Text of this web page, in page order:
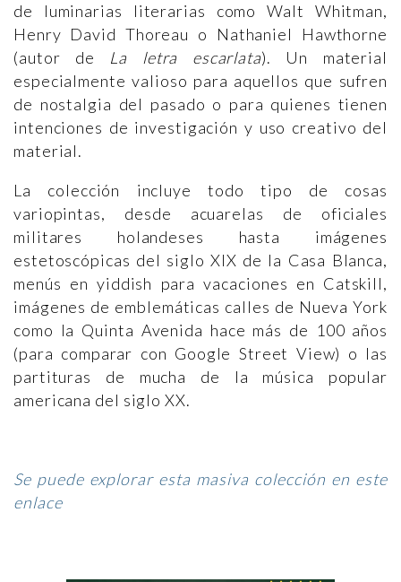
de luminarias literarias como Walt Whitman,
Henry David Thoreau o Nathaniel Hawthorne
(autor de La letra escarlata). Un material
especialmente valioso para aquellos que sufren
de nostalgia del pasado o para quienes tienen
intenciones de investigación y uso creativo del
material.
La colección incluye todo tipo de cosas
variopintas, desde acuarelas de oficiales
militares holandeses hasta imágenes
estetoscópicas del siglo XIX de la Casa Blanca,
menús en yiddish para vacaciones en Catskill,
imágenes de emblemáticas calles de Nueva York
como la Quinta Avenida hace más de 100 años
(para comparar con Google Street View) o las
partituras de mucha de la música popular
americana del siglo XX.
Se puede explorar esta masiva colección en este
enlace